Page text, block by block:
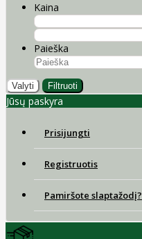
Kaina
Paieška
Valyti Filtruoti
Jūsų paskyra
Prisijungti
Registruotis
Pamiršote slaptažodį?